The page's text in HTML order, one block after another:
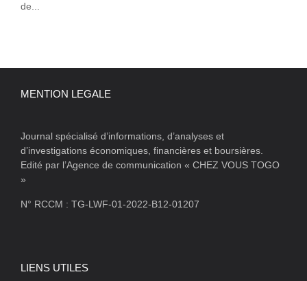
de...
MENTION LEGALE
Journal spécialisé d’informations, d’analyses et
d’investigations économiques, financières et boursières.
Edité par l’Agence de communication « CHEZ VOUS TOGO
»
N° RCCM : TG-LWF-01-2022-B12-01207
LIENS UTILES